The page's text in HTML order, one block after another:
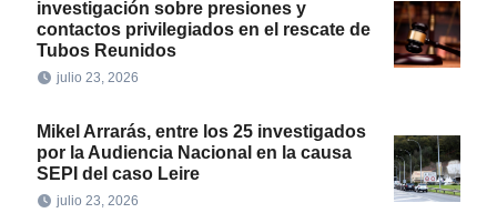
investigación sobre presiones y
contactos privilegiados en el rescate de
Tubos Reunidos
julio 23, 2026
Mikel Arrarás, entre los 25 investigados
por la Audiencia Nacional en la causa
SEPI del caso Leire
julio 23, 2026